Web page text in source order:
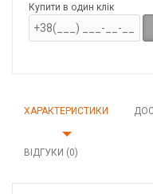
Купити в один клік
ХАРАКТЕРИСТИКИ
ВІДГУКИ (0)